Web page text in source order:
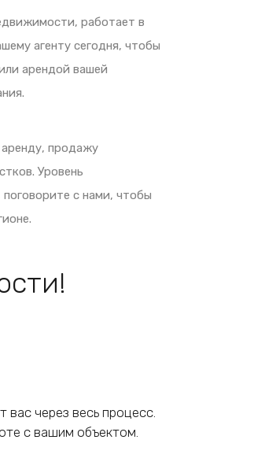
работает в
агенту сегодня, чтобы
арендой вашей
продажу
Уровень
с нами, чтобы
вас через весь процесс.
с вашим объектом.